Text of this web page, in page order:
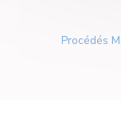
Procédés